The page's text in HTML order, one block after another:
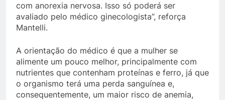
com anorexia nervosa. Isso só poderá ser
avaliado pelo médico ginecologista”, reforça
Mantelli.
A orientação do médico é que a mulher se
alimente um pouco melhor, principalmente com
nutrientes que contenham proteínas e ferro, já que
o organismo terá uma perda sanguínea e,
consequentemente, um maior risco de anemia,